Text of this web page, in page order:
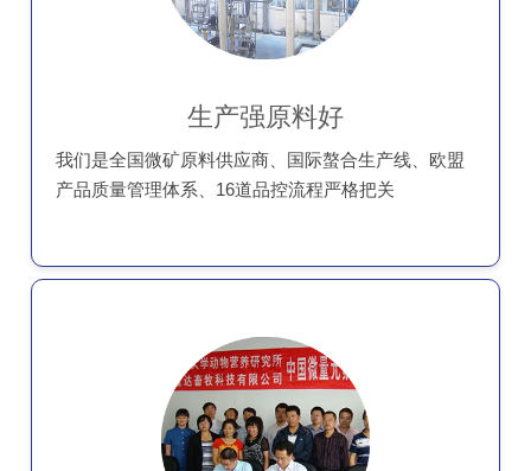
生产强原料好
我们是全国微矿原料供应商、国际螯合生产线、欧盟
产品质量管理体系、16道品控流程严格把关